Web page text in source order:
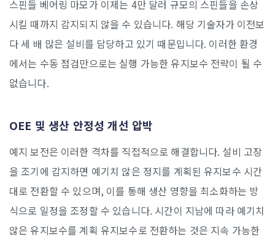
스핀들 베어링 마모가 이제는 4만 달러 규모의 스핀들을 손상
시킬 때까지 감지되지 않을 수 있습니다. 해당 기술자가 이전보
다 세 배 많은 설비를 담당하고 있기 때문입니다. 이러한 환경
에서는 수동 점검만으로는 실행 가능한 유지보수 전략이 될 수
없습니다.
OEE 및 생산 안정성 개선 압박
예지 보전은 이러한 격차를 직접적으로 해결합니다. 설비 고장
을 조기에 감지하면 예기치 않은 정지를 계획된 유지보수 시간
대로 전환할 수 있으며, 이를 통해 생산 영향을 최소화하는 방
식으로 일정을 조정할 수 있습니다. 시간이 지남에 따라 예기치
않은 유지보수를 계획 유지보수로 전환하는 것은 지속 가능한